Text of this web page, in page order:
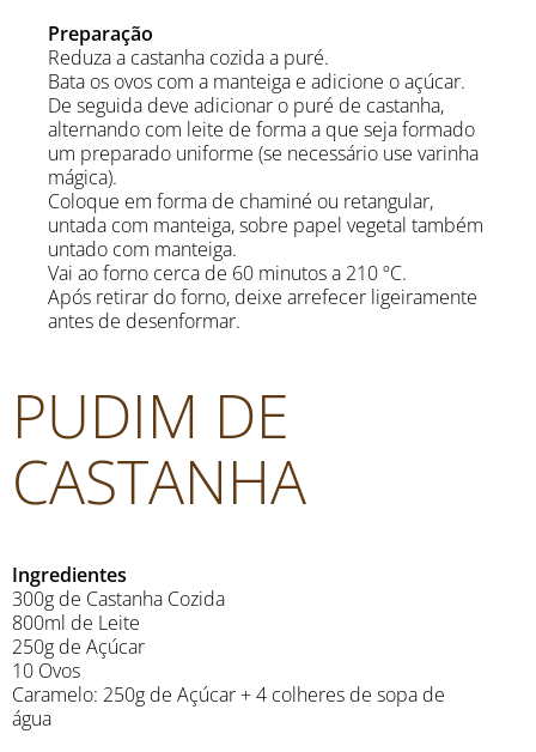
Preparação
Reduza a castanha cozida a puré.
Bata os ovos com a manteiga e adicione o açúcar.
De seguida deve adicionar o puré de castanha,
alternando com leite de forma a que seja formado
um preparado uniforme (se necessário use varinha
mágica).
Coloque em forma de chaminé ou retangular,
untada com manteiga, sobre papel vegetal também
untado com manteiga.
Vai ao forno cerca de 60 minutos a 210 ºC.
Após retirar do forno, deixe arrefecer ligeiramente
antes de desenformar.
PUDIM DE
CASTANHA
Ingredientes
300g de Castanha Cozida
800ml de Leite
250g de Açúcar
10 Ovos
Caramelo: 250g de Açúcar + 4 colheres de sopa de
água